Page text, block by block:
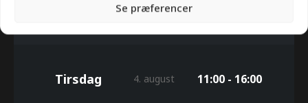
Se præferencer
3. august
Tirsdag 4. august 11:00 - 16:00